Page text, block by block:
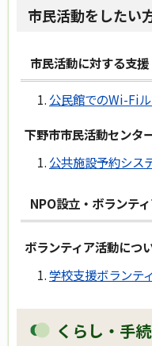
市民活動をしたい
市民活動に対する支援
公民館でのWi-Fi
下野市市民活動センタ
公共施設予約シス
NPO設立・ボランテ
ボランティア活動につ
学校支援ボランテ
くらし・手